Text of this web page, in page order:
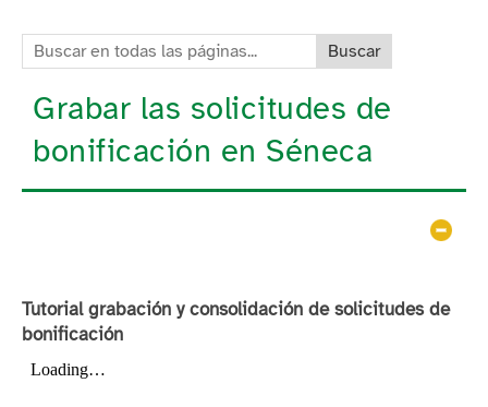
Buscar en todas las páginas:
Grabar las solicitudes de
bonificación en Séneca
Tutorial grabación y consolidación de solicitudes de
bonificación